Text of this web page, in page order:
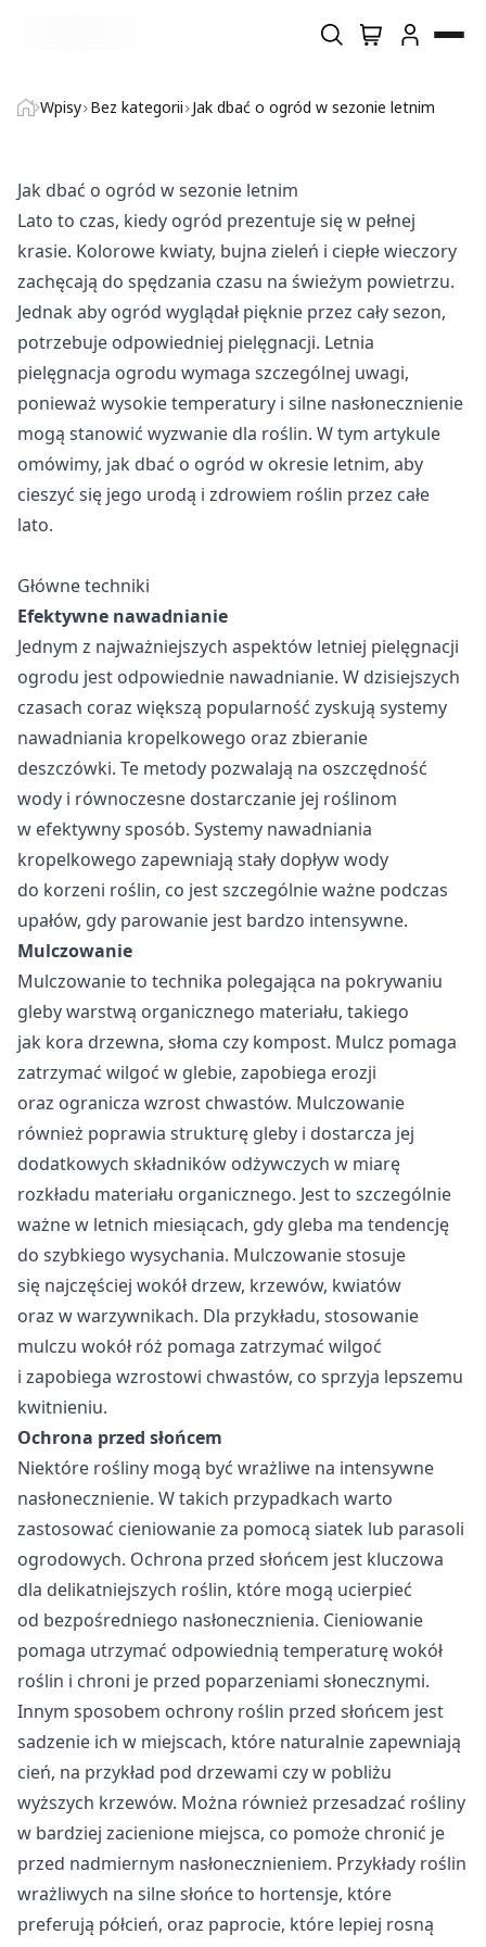
O firmie
Sklep
Blog
Kontakt
Wpisy Bez kategorii Jak dbać o ogród w sezonie letnim
Jak dbać o ogród w sezonie letnim
Lato to czas, kiedy ogród prezentuje się w pełnej
krasie. Kolorowe kwiaty, bujna zieleń i ciepłe wieczory
zachęcają do spędzania czasu na świeżym powietrzu.
Jednak aby ogród wyglądał pięknie przez cały sezon,
potrzebuje odpowiedniej pielęgnacji. Letnia
pielęgnacja ogrodu wymaga szczególnej uwagi,
ponieważ wysokie temperatury i silne nasłonecznienie
mogą stanowić wyzwanie dla roślin. W tym artykule
omówimy, jak dbać o ogród w okresie letnim, aby
cieszyć się jego urodą i zdrowiem roślin przez całe
lato.
Główne techniki
Efektywne nawadnianie
Jednym z najważniejszych aspektów letniej pielęgnacji
ogrodu jest odpowiednie nawadnianie. W dzisiejszych
czasach coraz większą popularność zyskują systemy
nawadniania kropelkowego oraz zbieranie
deszczówki. Te metody pozwalają na oszczędność
wody i równoczesne dostarczanie jej roślinom
w efektywny sposób. Systemy nawadniania
kropelkowego zapewniają stały dopływ wody
do korzeni roślin, co jest szczególnie ważne podczas
upałów, gdy parowanie jest bardzo intensywne.
Mulczowanie
Mulczowanie to technika polegająca na pokrywaniu
gleby warstwą organicznego materiału, takiego
jak kora drzewna, słoma czy kompost. Mulcz pomaga
zatrzymać wilgoć w glebie, zapobiega erozji
oraz ogranicza wzrost chwastów. Mulczowanie
również poprawia strukturę gleby i dostarcza jej
dodatkowych składników odżywczych w miarę
rozkładu materiału organicznego. Jest to szczególnie
ważne w letnich miesiącach, gdy gleba ma tendencję
do szybkiego wysychania. Mulczowanie stosuje
się najczęściej wokół drzew, krzewów, kwiatów
oraz w warzywnikach. Dla przykładu, stosowanie
mulczu wokół róż pomaga zatrzymać wilgoć
i zapobiega wzrostowi chwastów, co sprzyja lepszemu
kwitnieniu.
Ochrona przed słońcem
Niektóre rośliny mogą być wrażliwe na intensywne
nasłonecznienie. W takich przypadkach warto
zastosować cieniowanie za pomocą siatek lub parasoli
ogrodowych. Ochrona przed słońcem jest kluczowa
dla delikatniejszych roślin, które mogą ucierpieć
od bezpośredniego nasłonecznienia. Cieniowanie
pomaga utrzymać odpowiednią temperaturę wokół
roślin i chroni je przed poparzeniami słonecznymi.
Innym sposobem ochrony roślin przed słońcem jest
sadzenie ich w miejscach, które naturalnie zapewniają
cień, na przykład pod drzewami czy w pobliżu
wyższych krzewów. Można również przesadzać rośliny
w bardziej zacienione miejsca, co pomoże chronić je
przed nadmiernym nasłonecznieniem. Przykłady roślin
wrażliwych na silne słońce to hortensje, które
preferują półcień, oraz paprocie, które lepiej rosną
reklam, aby oferować funkcje społecznościowe i analizować
mogą połączyć te informacje z innymi danymi otrzymanymi
od Ciebie lub uzyskanymi podczas korzystania z ich usług.
Niezbędne
Niezbędne pliki cookie mają kluczowe znaczenie dla
podstawowych funkcji witryny i witryna nie będzie działać
w zamierzony sposób bez nich. Te pliki cookie nie
przechowują żadnych danych umożliwiających
identyfikację osoby.
Preferencje
Pliki cookie dotyczące preferencji umożliwiają stronie
zapamiętanie informacji, które zmieniają wygląd lub
którym znajduje się użytkownik.
Statystyka
Statystyczne pliki cookie pomagają właścicielem stron
internetowych zrozumieć, w jaki sposób różni użytkownicy
zachowują się na stronie, gromadząc i zgłaszając
anonimowe informacje.
Marketing
Marketingowe pliki cookie stosowane są w celu śledzenia
użytkowników na stronach internetowych. Celem jest
wyświetlanie reklam, które są istotne i interesujące dla
poszczególnych użytkowników i tym samym bardziej cenne
dla wydawców i reklamodawców strony trzeciej.
Nieklasyfikowane
Nieklasyfikowane pliki cookie, to pliki, które są w procesie
klasyfikowania, wraz z dostawcami poszczególnych
ciasteczek.
Odrzuć
Zapisz moje preferencje
Akceptuj wszystko